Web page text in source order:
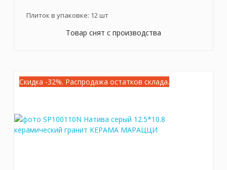
Плиток в упаковке: 12шт
Товар снят с производства
Скидка -32%. Распродажа остатков склада.